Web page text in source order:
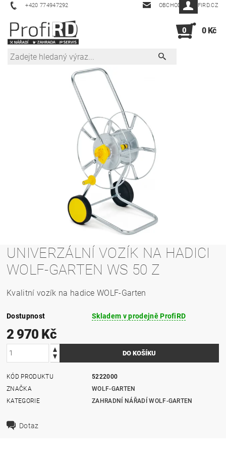
+420 774947292 OBCHOD@PROFIRD.CZ
0 0 Kč
UNIVERZÁLNÍ VOZÍK NA HADICI
WOLF-GARTEN WS 50 Z
Kvalitní vozík na hadice WOLF-Garten
Dostupnost Skladem v prodejně ProfiRD
2 970 Kč
KÓD PRODUKTU
5222000
ZNAČKA
WOLF-GARTEN
KATEGORIE
ZAHRADNÍ NÁŘADÍ WOLF-GARTEN
Dotaz